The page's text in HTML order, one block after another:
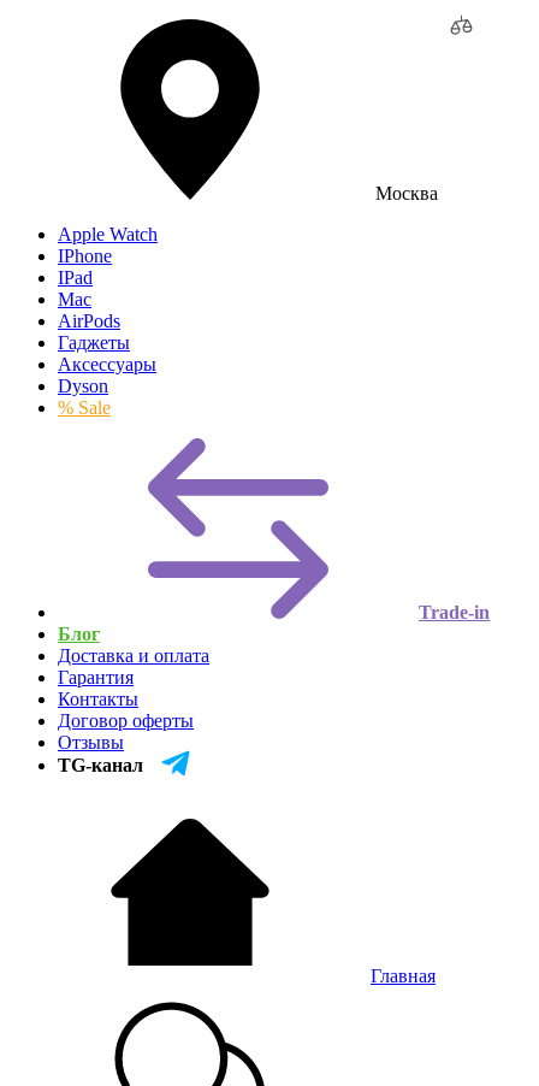
Москва
Apple Watch
IPhone
IPad
Mac
AirPods
Гаджеты
Аксессуары
Dyson
% Sale
Trade-in
Блог
Доставка и оплата
Гарантия
Контакты
Договор оферты
Отзывы
TG-канал
Главная